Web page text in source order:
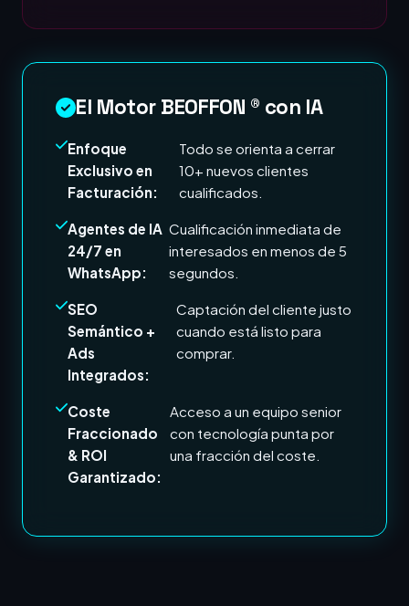
El Motor BEOFFON ® con IA
Enfoque
Exclusivo en
Facturación:
Todo se orienta a cerrar
10+ nuevos clientes
cualificados.
Agentes de IA
24/7 en
WhatsApp:
Cualificación inmediata de
interesados en menos de 5
segundos.
SEO
Semántico +
Ads
Integrados:
Captación del cliente justo
cuando está listo para
comprar.
Coste
Fraccionado
& ROI
Garantizado:
Acceso a un equipo senior
con tecnología punta por
una fracción del coste.